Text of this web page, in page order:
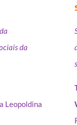
da
Leopoldina